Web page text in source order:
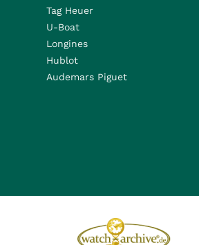
Tag Heuer
U-Boat
Longines
Hublot
Audemars Piguet